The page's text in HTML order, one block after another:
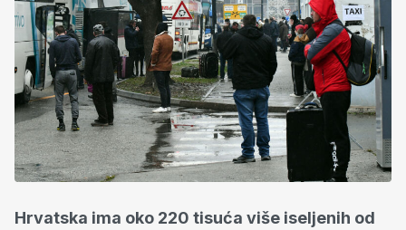
Hrvatska ima oko 220 tisuća više iseljenih od